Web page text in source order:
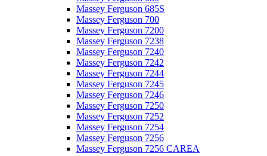
Massey Ferguson 685S
Massey Ferguson 700
Massey Ferguson 7200
Massey Ferguson 7238
Massey Ferguson 7240
Massey Ferguson 7242
Massey Ferguson 7244
Massey Ferguson 7245
Massey Ferguson 7246
Massey Ferguson 7250
Massey Ferguson 7252
Massey Ferguson 7254
Massey Ferguson 7256
Massey Ferguson 7256 CAREA